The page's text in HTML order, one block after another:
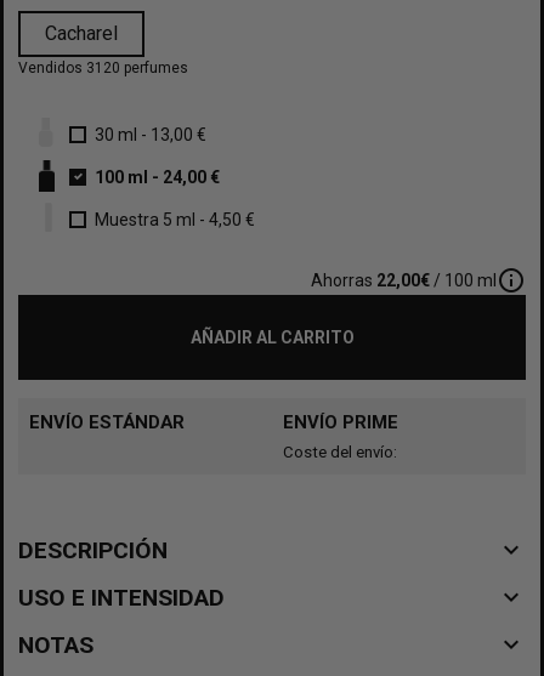
Cacharel
Vendidos 3120 perfumes
30 ml - 13,00 €
100 ml - 24,00 €
Muestra 5 ml - 4,50 €
Ahorras 22,00€ / 100 mlinfo_outline
AÑADIR AL CARRITO
ENVÍO ESTÁNDAR ENVÍO PRIME
Coste del envío:
DESCRIPCIÓN navigate_before
USO E INTENSIDAD navigate_before
NOTAS navigate_before